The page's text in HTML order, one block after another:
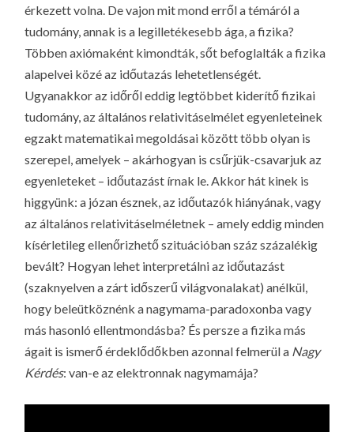
érkezett volna. De vajon mit mond erről a témáról a
tudomány, annak is a legilletékesebb ága, a fizika?
Többen axiómaként kimondták, sőt befoglalták a fizika
alapelvei közé az időutazás lehetetlenségét.
Ugyanakkor az időről eddig legtöbbet kiderítő fizikai
tudomány, az általános relativitáselmélet egyenleteinek
egzakt matematikai megoldásai között több olyan is
szerepel, amelyek – akárhogyan is csűrjük-csavarjuk az
egyenleteket – időutazást írnak le. Akkor hát kinek is
higgyünk: a józan észnek, az időutazók hiányának, vagy
az általános relativitáselméletnek – amely eddig minden
kísérletileg ellenőrizhető szituációban száz százalékig
bevált? Hogyan lehet interpretálni az időutazást
(szaknyelven a zárt időszerű világvonalakat) anélkül,
hogy beleütköznénk a nagymama-paradoxonba vagy
más hasonló ellentmondásba? És persze a fizika más
ágait is ismerő érdeklődőkben azonnal felmerül a Nagy
Kérdés: van-e az elektronnak nagymamája?